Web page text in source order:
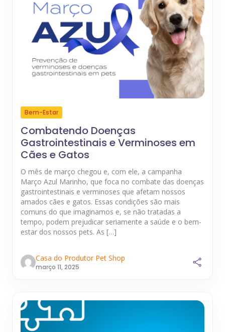
Bem-Estar
Combatendo Doenças
Gastrointestinais e Verminoses em
Cães e Gatos
O mês de março chegou e, com ele, a campanha
Março Azul Marinho, que foca no combate das doenças
gastrointestinais e verminoses que afetam nossos
amados cães e gatos. Essas condições são mais
comuns do que imaginamos e, se não tratadas a
tempo, podem prejudicar seriamente a saúde e o bem-
estar dos nossos pets. As […]
Casa do Produtor Pet Shop
março 11, 2025